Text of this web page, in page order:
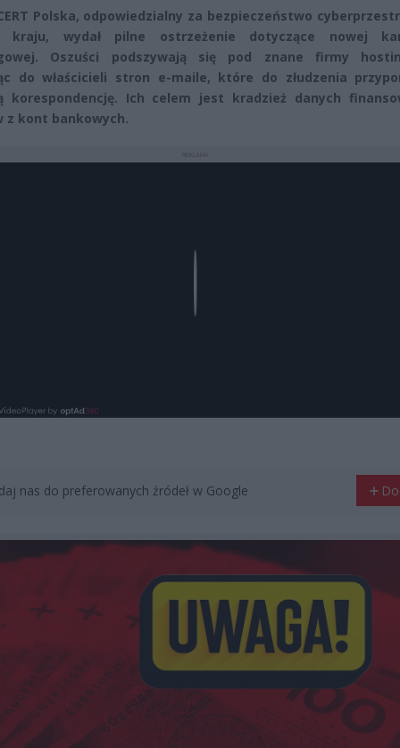
Polska, odpowiedzialny za bezpieczeństwo
kraju, wydał pilne ostrzeżenie dotyczące nowej
Oszuści podszywają się pod znane firmy
do właścicieli stron e-maile, które do złudzenia
korespondencję. Ich celem jest kradzież danych
z kont bankowych.
nas do preferowanych źródeł w Google